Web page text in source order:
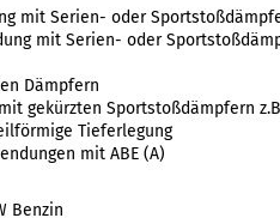
mit Serien- oder
mit Serien- oder
Dämpfern
gekürzten Sportstoßdämpfern z.B.
Tieferlegung
mit ABE (A)
Benzin